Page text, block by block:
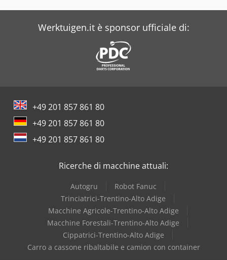
Werktuigen.it è sponsor ufficiale di:
+49 201 857 861 80
+49 201 857 861 80
+49 201 857 861 80
Ricerche di macchine attuali:
Autogru
Robot Fanuc
Trinciatrici-Trentino-Alto Adige
Macchine Agricole-Trentino-Alto Adige
Macchine Forestali-Trentino-Alto Adige
Cippatrici-Trentino-Alto Adige
Carro a cassone ribaltabile e camion con container